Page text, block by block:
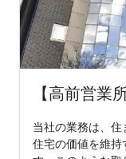
【高前営業
当社の業務は、住
住宅の価値を維